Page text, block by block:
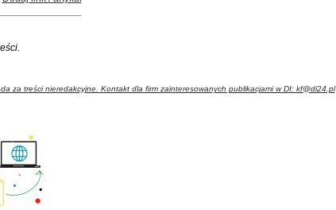
za treści nieredakcyjne. Kontakt dla firm zainteresowanych publikacjami w DI: kf@di24.pl